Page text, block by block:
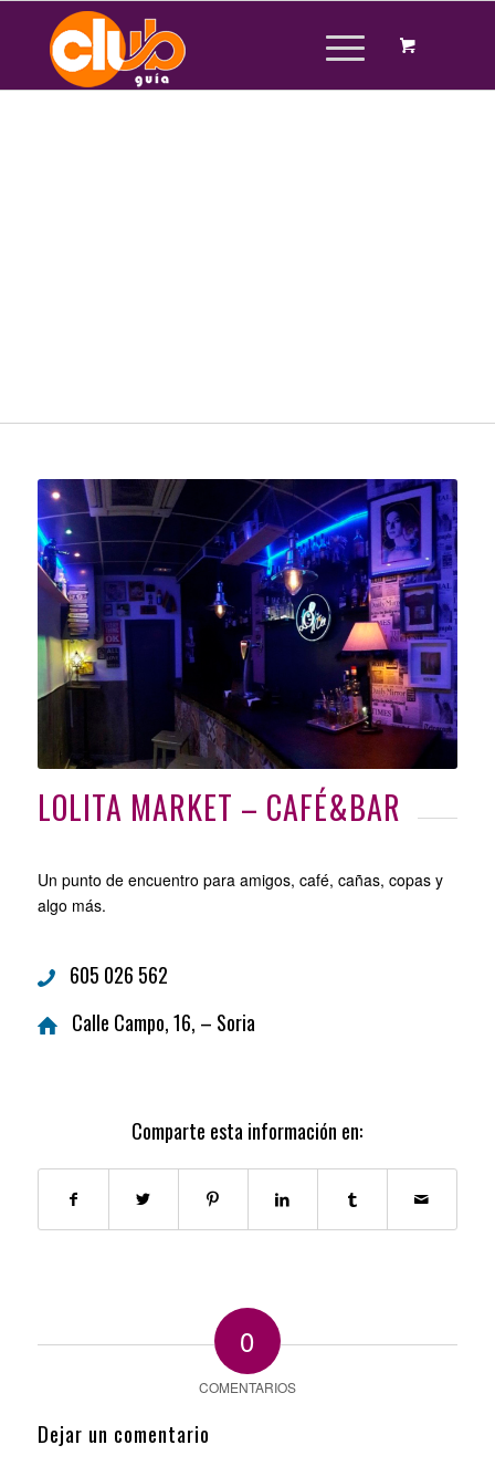
LOLITA MARKET – CAFÉ&BAR
Un punto de encuentro para amigos, café, cañas, copas y
algo más.
605 026 562
Calle Campo, 16, – Soria
Comparte esta información en:
0
COMENTARIOS
Dejar un comentario